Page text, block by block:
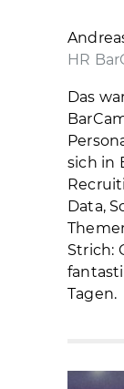
HR
Das
sich in
Data,
Strich:
Tagen.